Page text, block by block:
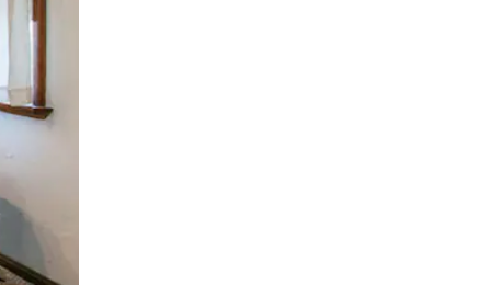
tocando y deslizando la pantalla.